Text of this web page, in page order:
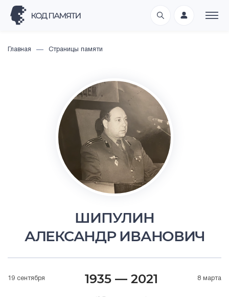
Главная Страницы памяти
ШИПУЛИН
АЛЕКСАНДР ИВАНОВИЧ
19 сентября 1935 — 2021 8 марта